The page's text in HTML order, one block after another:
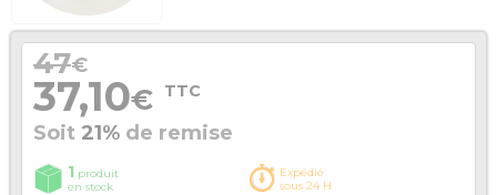
47€
37,10€ TTC
Soit 21% de remise
1 produit
en stock
Expédié
sous 24 H